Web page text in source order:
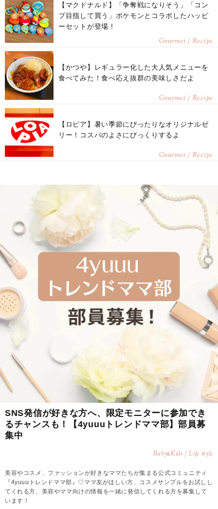
【マクドナルド】「争奪戦になりそう」「コン
プ目指して買う」ポケモンとコラボしたハッピ
ーセットが登場！
Gourmet / Recipe
【かつや】レギュラー化した大人気メニューを
食べてみた！食べ応え抜群の美味しさだよ
Gourmet / Recipe
【ロピア】暑い季節にぴったりなオリジナルゼ
リー！コスパのよさにびっくりするよ
Gourmet / Recipe
SNS発信が好きな方へ、限定モニターに参加でき
るチャンスも！【4yuuuトレンドママ部】部員募
集中
Baby&Kids / Life style
美容やコスメ、ファッションが好きなママたちが集まる公式コミュニティ
『4yuuuトレンドママ部』♡ママ友がほしい方、コスメサンプルをお試しし
てくれる方、美容やママ向けの情報を一緒に発信してくれる方を募集して
います！